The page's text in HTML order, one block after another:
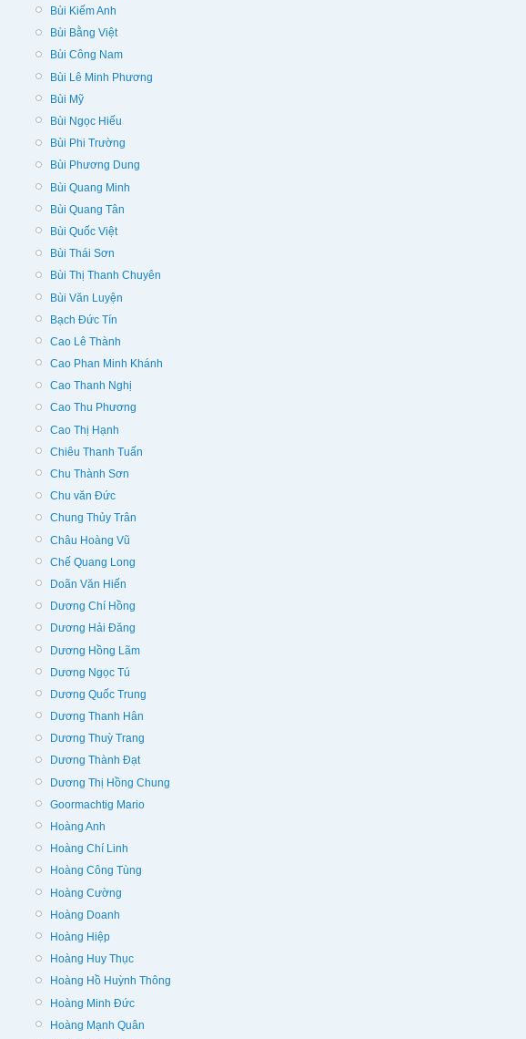
Bùi Kiếm Anh
Bùi Bằng Việt
Bùi Công Nam
Bùi Lê Minh Phương
Bùi Mỹ
Bùi Ngọc Hiếu
Bùi Phi Trường
Bùi Phương Dung
Bùi Quang Minh
Bùi Quang Tân
Bùi Quốc Việt
Bùi Thái Sơn
Bùi Thị Thanh Chuyên
Bùi Văn Luyện
Bạch Đức Tín
Cao Lê Thành
Cao Phan Minh Khánh
Cao Thanh Nghị
Cao Thu Phương
Cao Thị Hạnh
Chiêu Thanh Tuấn
Chu Thành Sơn
Chu văn Đức
Chung Thủy Trân
Châu Hoàng Vũ
Chế Quang Long
Doãn Văn Hiến
Dương Chí Hồng
Dương Hải Đăng
Dương Hồng Lãm
Dương Ngọc Tú
Dương Quốc Trung
Dương Thanh Hân
Dương Thuỳ Trang
Dương Thành Đạt
Dương Thị Hồng Chung
Goormachtig Mario
Hoàng Anh
Hoàng Chí Linh
Hoàng Công Tùng
Hoàng Cường
Hoàng Doanh
Hoàng Hiệp
Hoàng Huy Thục
Hoàng Hồ Huỳnh Thông
Hoàng Minh Đức
Hoàng Mạnh Quân